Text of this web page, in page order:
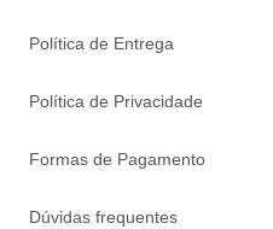
Política de Entrega
Política de Privacidade
Formas de Pagamento
Dúvidas frequentes